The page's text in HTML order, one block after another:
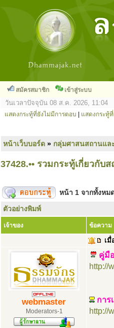
สมัครสมาชิก เข้าสู่ระบบ
วันเวลาปัจจุบัน 08 ส.ค. 2026, 11:04
แสดงกระทู้ที่ยังไม่มีการตอบ แสดงกระทู้
หน้าเว็บบอร์ด » กลุ่มศาสนสถานแล
37428.•• รวมกระทู้เกี่ยวกับ
หน้า 1 จากทั้งหม
ตัวอย่างพิมพ์
เจ้าของ ข้อความ
เมื่
webmaster
Moderators-1
คู่มื
http://
การ
http://